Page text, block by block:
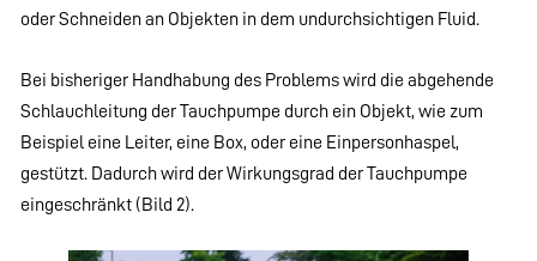
oder Schneiden an Objekten in dem undurchsichtigen Fluid.
Bei bisheriger Handhabung des Problems wird die abgehende
Schlauchleitung der Tauchpumpe durch ein Objekt, wie zum
Beispiel eine Leiter, eine Box, oder eine Einpersonhaspel,
gestützt. Dadurch wird der Wirkungsgrad der Tauchpumpe
eingeschränkt (Bild 2).